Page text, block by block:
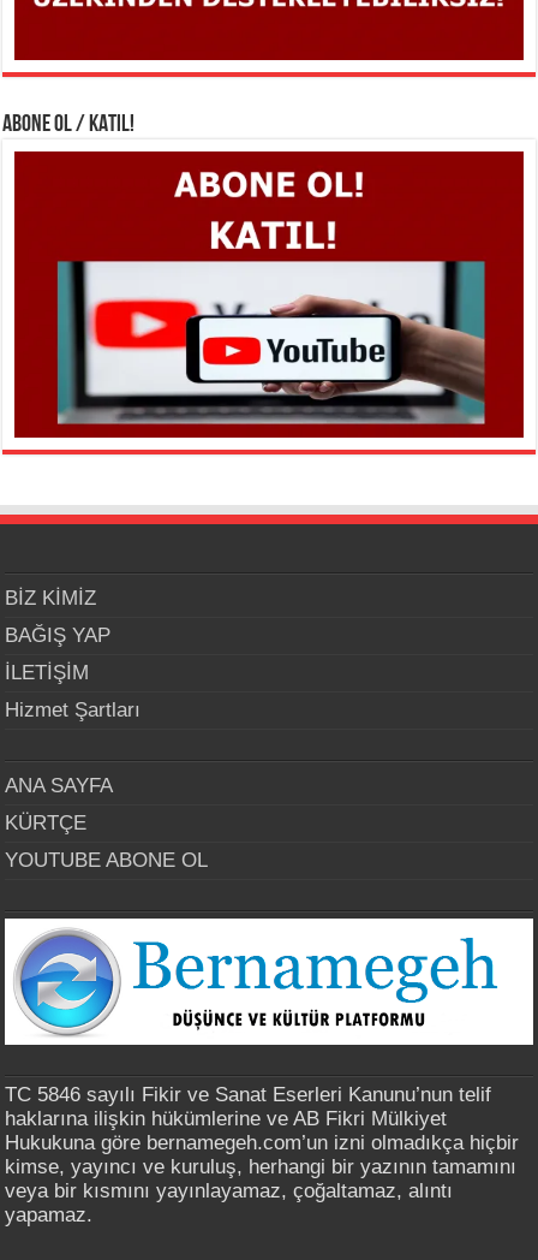
ABONE OL / KATIL!
BİZ KİMİZ
BAĞIŞ YAP
İLETİŞİM
Hizmet Şartları
ANA SAYFA
KÜRTÇE
YOUTUBE ABONE OL
TC 5846 sayılı Fikir ve Sanat Eserleri Kanunu’nun telif
haklarına ilişkin hükümlerine ve AB Fikri Mülkiyet
Hukukuna göre bernamegeh.com’un izni olmadıkça hiçbir
kimse, yayıncı ve kuruluş, herhangi bir yazının tamamını
veya bir kısmını yayınlayamaz, çoğaltamaz, alıntı
yapamaz.